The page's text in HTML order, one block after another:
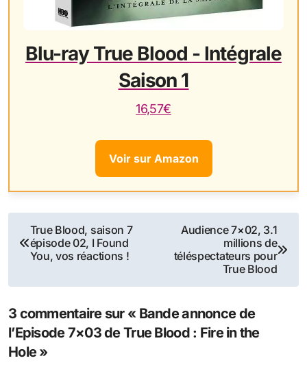
Blu-ray True Blood - Intégrale
Saison 1
16,57€
Voir sur Amazon
Navigation
de
l’article
True Blood, saison 7
épisode 02, I Found
You, vos réactions !
Audience 7×02, 3.1
millions de
téléspectateurs pour
True Blood
3 commentaire sur « Bande annonce de
l’Episode 7×03 de True Blood : Fire in the
Hole »